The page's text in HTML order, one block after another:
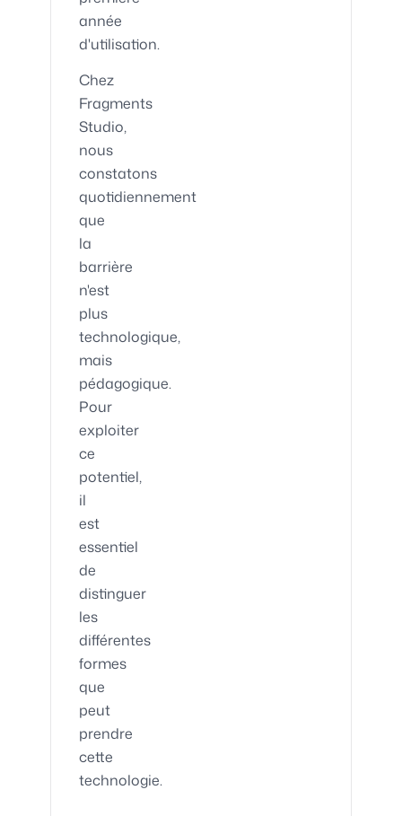
année
d'utilisation.
Chez
Fragments
Studio,
nous
constatons
quotidiennement
que
la
barrière
n'est
plus
technologique,
mais
pédagogique.
Pour
exploiter
ce
potentiel,
il
est
essentiel
de
distinguer
les
différentes
formes
que
peut
prendre
cette
technologie.